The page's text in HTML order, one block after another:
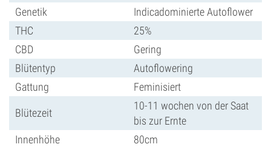
Genetik
Indicadominierte Autoflower
THC
25%
CBD
Gering
Blütentyp
Autoflowering
Gattung
Feminisiert
Blütezeit
10-11 wochen von der Saat
bis zur Ernte
Innenhöhe
80cm